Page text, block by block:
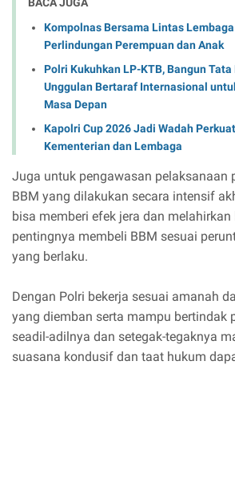
Kompolnas Bersama Lintas
Perlindungan Perempuan dan Anak
Polri Kukuhkan LP-KTB, Bangun
Unggulan Bertaraf Internasional
Masa Depan
Kapolri Cup 2026 Jadi Wadah
Kementerian dan Lembaga
Juga untuk pengawasan pelaksanaan
BBM yang dilakukan secara intensif
bisa memberi efek jera dan melahirkan
pentingnya membeli BBM sesuai
yang berlaku.
Dengan Polri bekerja sesuai amanah
yang diemban serta mampu bertindak
seadil-adilnya dan setegak-tegaknya
suasana kondusif dan taat hukum